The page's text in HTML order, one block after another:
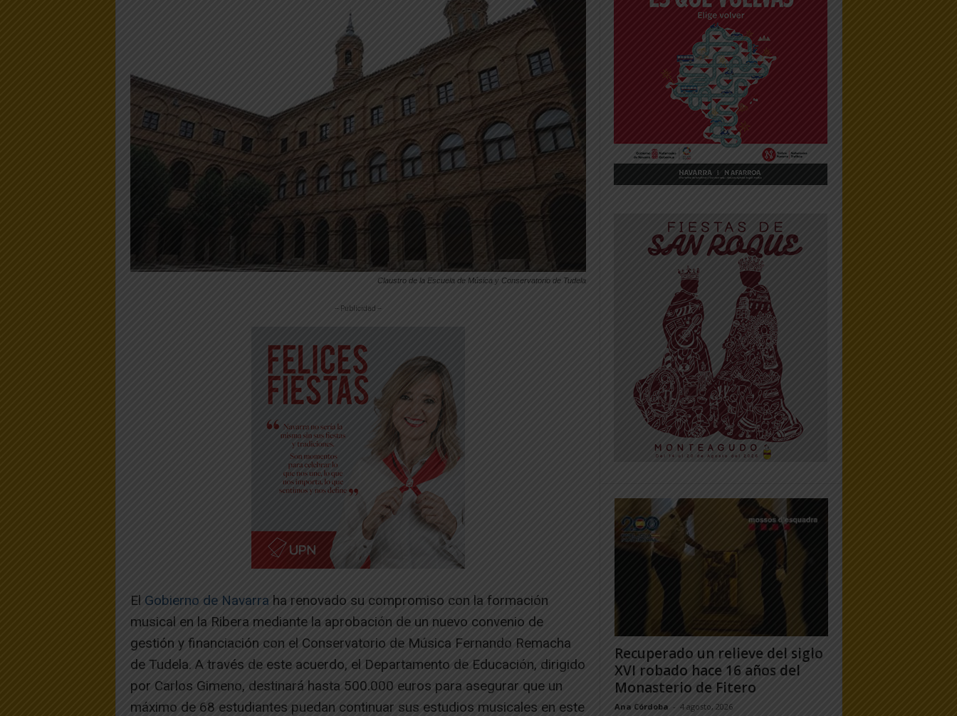
Claustro de la Escuela de Música y Conservatorio de Tudela
-- Publicidad --
El Gobierno de Navarra ha renovado su compromiso con la formación
musical en la Ribera mediante la aprobación de un nuevo convenio de
gestión y financiación con el Conservatorio de Música Fernando Remacha
de Tudela. A través de este acuerdo, el Departamento de Educación, dirigido
por Carlos Gimeno, destinará hasta 500.000 euros para asegurar que un
máximo de 68 estudiantes puedan continuar sus estudios musicales en este
Recuperado un relieve del siglo
XVI robado hace 16 años del
Monasterio de Fitero
Ana Córdoba - 4 agosto, 2026